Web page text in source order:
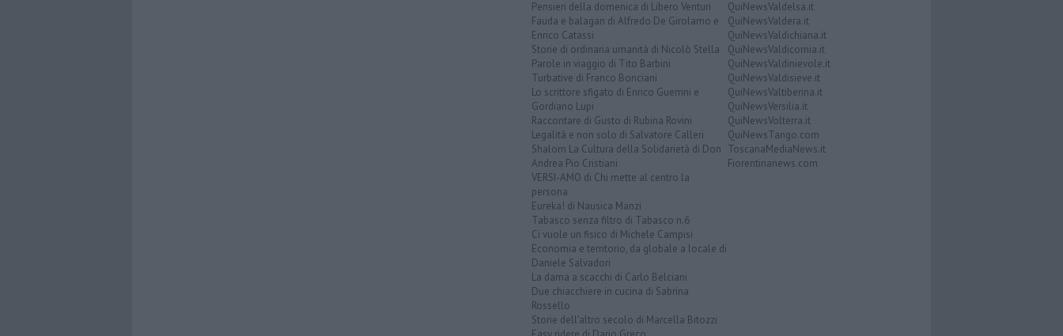
Pensieri della domenica di Libero Venturi
Fauda e balagan di Alfredo De Girolamo e
Enrico Catassi
Storie di ordinaria umanità di Nicolò Stella
Parole in viaggio di Tito Barbini
Turbative di Franco Bonciani
Lo scrittore sfigato di Enrico Guerrini e
Gordiano Lupi
Raccontare di Gusto di Rubina Rovini
Legalità e non solo di Salvatore Calleri
Shalom La Cultura della Solidarietà di Don
Andrea Pio Cristiani
VERSI-AMO di Chi mette al centro la
persona
Eureka! di Nausica Manzi
Tabasco senza filtro di Tabasco n.6
Ci vuole un fisico di Michele Campisi
Economia e territorio, da globale a locale di
Daniele Salvadori
La dama a scacchi di Carlo Belciani
Due chiacchiere in cucina di Sabrina
Rossello
Storie dell'altro secolo di Marcella Bitozzi
QuiNewsValdelsa.it
QuiNewsValdera.it
QuiNewsValdichiana.it
QuiNewsValdicornia.it
QuiNewsValdinievole.it
QuiNewsValdisieve.it
QuiNewsValtiberina.it
QuiNewsVersilia.it
QuiNewsVolterra.it
QuiNewsTango.com
ToscanaMediaNews.it
Fiorentinanews.com